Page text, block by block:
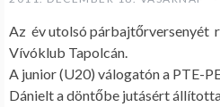
Az év utolsó párbajtőrversenyét
Vívóklub Tapolcán.
A junior (U20) válogatón a PTE-
Dánielt a döntőbe jutásért